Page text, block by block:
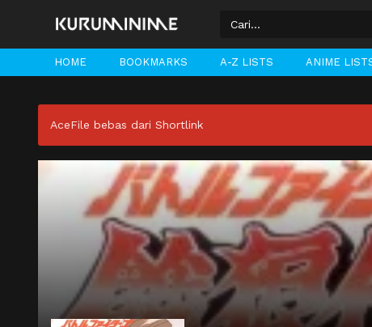
HOME BOOKMARKS A-Z LISTS ANIME
AceFile bebas dari Shortlink